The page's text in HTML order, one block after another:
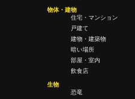
物体・建物
住宅・マンション
戸建て
建物・建築物
暗い場所
部屋・室内
飲食店
生物
恐竜